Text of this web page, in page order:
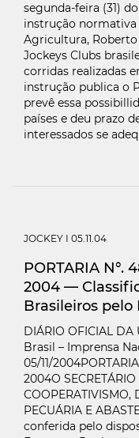
segunda-feira (31)
instrução normativa
Agricultura,
Jockeys Clubs
corridas realizadas
instrução publica o
prevê essa
países e deu prazo
interessados se
JOCKEY I 05.11.04
PORTARIA N°.
2004 —
Brasileiros
DIÁRIO OFICIAL
Brasil – Imprensa
05/11/
2004O
COOPERATIVISMO,
PECUÁRIA E
conferida pelo